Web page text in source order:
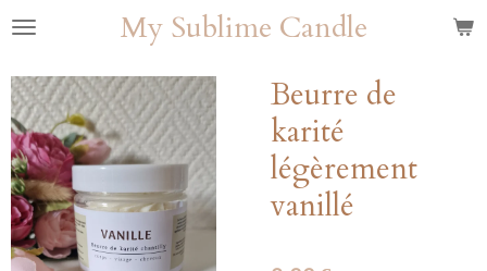
Passer
contenu
principal
My Sublime Candle
Beurre de
karité
légèrement
vanillé